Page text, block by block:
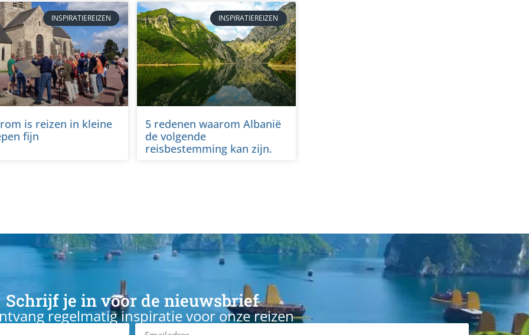
INSPIRATIEREIZEN
is reizen in kleine
fijn
INSPIRATIEREIZEN
5 redenen waarom Albanië
de volgende
reisbestemming kan zijn.
Schrijf je in voor de nieuwsbrief
regelmatig inspiratie voor onze reizen